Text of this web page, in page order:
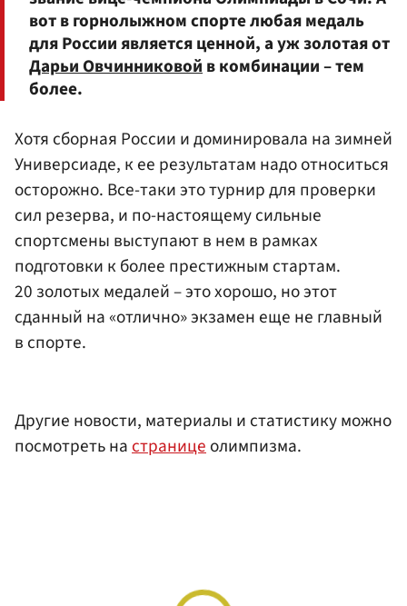
вот в горнолыжном спорте любая медаль
для России является ценной, а уж золотая от
Дарьи Овчинниковойв комбинации – тем
более.
Хотя сборная России и доминировала на зимней
Универсиаде, к ее результатам надо относиться
осторожно. Все-таки это турнир для проверки
сил резерва, и по-настоящему сильные
спортсмены выступают в нем в рамках
подготовки к более престижным стартам.
20 золотых медалей – это хорошо, но этот
сданный на «отлично» экзамен еще не главный
в спорте.
Другие новости, материалы и статистику можно
посмотреть настраницеолимпизма.